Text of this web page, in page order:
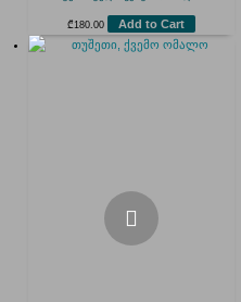
₾ 180.00 Add to Cart